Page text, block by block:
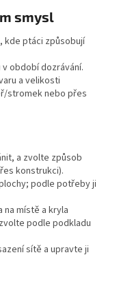
smysl
kde ptáci způsobují
období dozrávání.
a velikosti
stromek nebo přes
a zvolte způsob
konstrukci).
podle potřeby ji
místě a kryla
podle podkladu
sítě a upravte ji